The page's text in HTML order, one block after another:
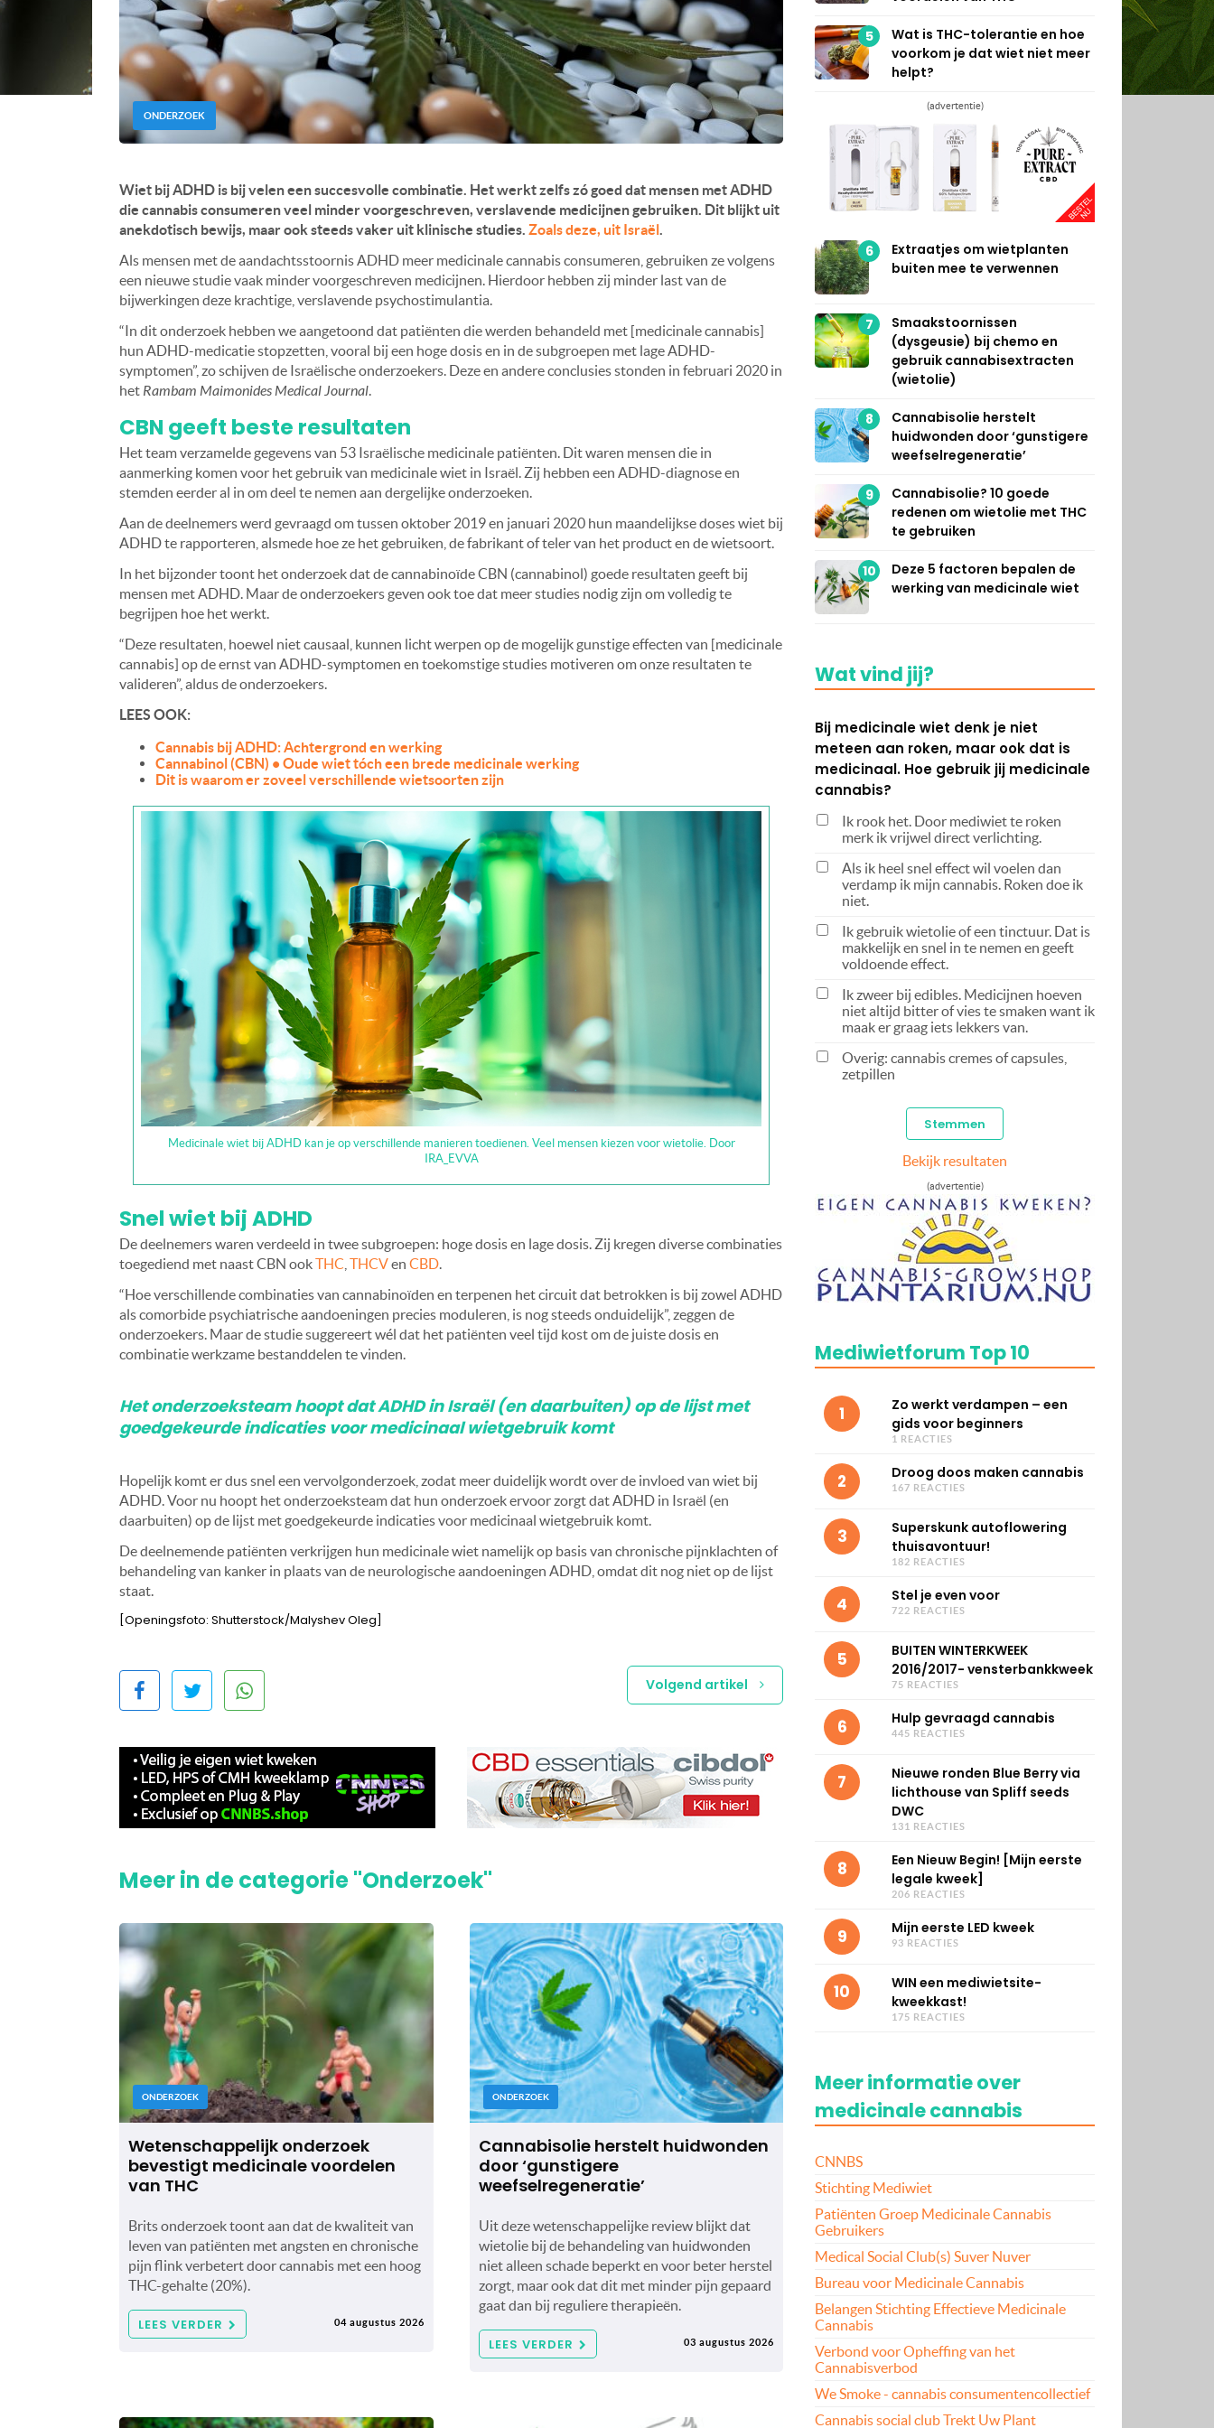
ONDERZOEK
Wiet bij ADHD is bij velen een succesvolle combinatie. Het werkt zelfs zó goed dat mensen met ADHD
die cannabis consumeren veel minder voorgeschreven, verslavende medicijnen gebruiken. Dit blijkt uit
anekdotisch bewijs, maar ook steeds vaker uit klinische studies. Zoals deze, uit Israël .
Als mensen met de aandachtsstoornis ADHD meer medicinale cannabis consumeren, gebruiken ze volgens
een nieuwe studie vaak minder voorgeschreven medicijnen. Hierdoor hebben zij minder last van de
bijwerkingen deze krachtige, verslavende psychostimulantia.
“In dit onderzoek hebben we aangetoond dat patiënten die werden behandeld met [medicinale cannabis]
hun ADHD-medicatie stopzetten, vooral bij een hoge dosis en in de subgroepen met lage ADHD-
symptomen”, zo schijven de Israëlische onderzoekers. Deze en andere conclusies stonden in februari 2020 in
het Rambam Maimonides Medical Journal.
CBN geeft beste resultaten
Het team verzamelde gegevens van 53 Israëlische medicinale patiënten. Dit waren mensen die in
aanmerking komen voor het gebruik van medicinale wiet in Israël. Zij hebben een ADHD-diagnose en
stemden eerder al in om deel te nemen aan dergelijke onderzoeken.
Aan de deelnemers werd gevraagd om tussen oktober 2019 en januari 2020 hun maandelijkse doses wiet bij
ADHD te rapporteren, alsmede hoe ze het gebruiken, de fabrikant of teler van het product en de wietsoort.
In het bijzonder toont het onderzoek dat de cannabinoïde CBN (cannabinol) goede resultaten geeft bij
mensen met ADHD. Maar de onderzoekers geven ook toe dat meer studies nodig zijn om volledig te
begrijpen hoe het werkt.
“Deze resultaten, hoewel niet causaal, kunnen licht werpen op de mogelijk gunstige effecten van [medicinale
cannabis] op de ernst van ADHD-symptomen en toekomstige studies motiveren om onze resultaten te
valideren”, aldus de onderzoekers.
LEES OOK:
Cannabis bij ADHD: Achtergrond en werking
Cannabinol (CBN) • Oude wiet tóch een brede medicinale werking
Dit is waarom er zoveel verschillende wietsoorten zijn
Medicinale wiet bij ADHD kan je op verschillende manieren toedienen. Veel mensen kiezen voor wietolie. Door
IRA_EVVA
Snel wiet bij ADHD
De deelnemers waren verdeeld in twee subgroepen: hoge dosis en lage dosis. Zij kregen diverse combinaties
toegediend met naast CBN ookTHC THCVen CBD.
“Hoe verschillende combinaties van cannabinoïden en terpenen het circuit dat betrokken is bij zowel ADHD
als comorbide psychiatrische aandoeningen precies moduleren, is nog steeds onduidelijk”, zeggen de
onderzoekers. Maar de studie suggereert wél dat het patiënten veel tijd kost om de juiste dosis en
combinatie werkzame bestanddelen te vinden.
Het onderzoeksteam hoopt dat ADHD in Israël (en daarbuiten) op de lijst met
goedgekeurde indicaties voor medicinaal wietgebruik komt
Hopelijk komt er dus snel een vervolgonderzoek, zodat meer duidelijk wordt over de invloed van wiet bij
ADHD. Voor nu hoopt het onderzoeksteam dat hun onderzoek ervoor zorgt dat ADHD in Israël (en
daarbuiten) op de lijst met goedgekeurde indicaties voor medicinaal wietgebruik komt.
De deelnemende patiënten verkrijgen hun medicinale wiet namelijk op basis van chronische pijnklachten of
behandeling van kanker in plaats van de neurologische aandoeningen ADHD, omdat dit nog niet op de lijst
staat.
[Openingsfoto: Shutterstock/Malyshev Oleg]
Volgend artikel
Meer in de categorie "Onderzoek"
ONDERZOEK
Wetenschappelijk onderzoek
bevestigt medicinale voordelen
van THC
Brits onderzoek toont aan dat de kwaliteit van
leven van patiënten met angsten en chronische
pijn flink verbetert door cannabis met een hoog
THC-gehalte (20%).
LEES VERDER 04 augustus 2026
ONDERZOEK
Cannabisolie herstelt huidwonden
door ‘gunstigere
weefselregeneratie’
Uit deze wetenschappelijke review blijkt dat
wietolie bij de behandeling van huidwonden
niet alleen schade beperkt en voor beter herstel
zorgt, maar ook dat dit met minder pijn gepaard
gaat dan bij reguliere therapieën.
LEES VERDER 03 augustus 2026
5
Wat is THC-tolerantie en hoe
voorkom je dat wiet niet meer
helpt?
(advertentie)
6
Extraatjes om wietplanten
buiten mee te verwennen
7
Smaakstoornissen
(dysgeusie) bij chemo en
gebruik cannabisextracten
(wietolie)
8
Cannabisolie herstelt
huidwonden door ‘gunstigere
weefselregeneratie’
9
Cannabisolie? 10 goede
redenen om wietolie met THC
te gebruiken
10
Deze 5 factoren bepalen de
werking van medicinale wiet
Wat vind jij?
Bij medicinale wiet denk je niet
meteen aan roken, maar ook dat is
medicinaal. Hoe gebruik jij medicinale
cannabis?
Ik rook het. Door mediwiet te roken
merk ik vrijwel direct verlichting.
Als ik heel snel effect wil voelen dan
verdamp ik mijn cannabis. Roken doe ik
niet.
Ik gebruik wietolie of een tinctuur. Dat is
makkelijk en snel in te nemen en geeft
voldoende effect.
Ik zweer bij edibles. Medicijnen hoeven
niet altijd bitter of vies te smaken want ik
maak er graag iets lekkers van.
Overig: cannabis cremes of capsules,
zetpillen
Bekijk resultaten
(advertentie)
Mediwietforum Top 10
1
Zo werkt verdampen – een
gids voor beginners
1 REACTIES
2 Droog doos maken cannabis
167 REACTIES
3
Superskunk autoflowering
thuisavontuur!
182 REACTIES
4 Stel je even voor
722 REACTIES
5
BUITEN WINTERKWEEK
2016/2017- vensterbankkweek
75 REACTIES
6 Hulp gevraagd cannabis
445 REACTIES
7
Nieuwe ronden Blue Berry via
lichthouse van Spliff seeds
DWC
131 REACTIES
8
Een Nieuw Begin! [Mijn eerste
legale kweek]
206 REACTIES
9 Mijn eerste LED kweek
93 REACTIES
10
WIN een mediwietsite-
kweekkast!
175 REACTIES
Meer informatie over
medicinale cannabis
CNNBS
Stichting Mediwiet
Patiënten Groep Medicinale Cannabis
Gebruikers
Medical Social Club(s) Suver Nuver
Bureau voor Medicinale Cannabis
Belangen Stichting Effectieve Medicinale
Cannabis
Verbond voor Opheffing van het
Cannabisverbod
We Smoke - cannabis consumentencollectief
Cannabis social club Trekt Uw Plant